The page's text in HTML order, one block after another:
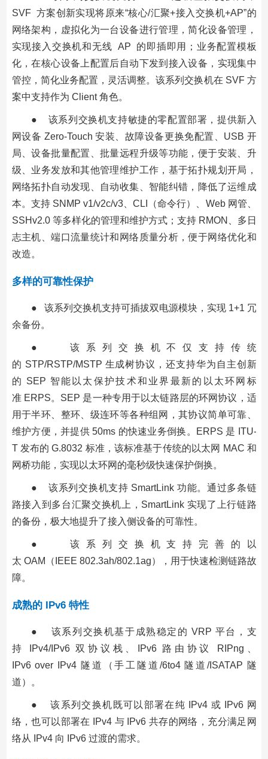
SVF 方案创新实现将原来“核心/汇聚+接入交换机+AP”的
网络架构，虚拟化为一台设备进行管理，简化设备管理，
实现接入交换机和无线 AP 的即插即用；业务配置模板
化，在核心设备上配置后自动下发到接入设备，实现集中
管控，简化业务配置，灵活调整。该系列交换机在 SVF 方
案中支持作为 Client 角色。
● 该系列交换机支持敏捷的零配置部署，提供新入
网设备 Zero-Touch 安装、故障设备更换免配置、USB 开
局、设备批量配置、批量远程升级等功能，便于安装、升
级、业务发放和其他管理维护工作，基于拓扑规划开局，
网络拓扑自动发现、自动收集、智能纠错，降低了运维成
本。支持 SNMP v1/v2c/v3、CLI（命令行）、Web 网管、
SSHv2.0 等多样化的管理和维护方式；支持 RMON、多日
志主机、端口流量统计和网络质量分析，便于网络优化和
改造。
多样的可靠性保护
● 该系列交换机支持可插拔双电源模块，实现 1+1 冗
余备份。
● 该系列交换机不仅支持传统
的 STP/RSTP/MSTP 生成树协议，还支持华为自主创新
的 SEP 智能以太保护技术和业界最新的以太环网标
准 ERPS。SEP 是一种专用于以太链路层的环网协议，适
用于半环、整环、级连环等各种组网，其协议简单可靠、
维护方便，并提供 50ms 的快速业务倒换。ERPS 是 ITU-
T 发布的 G.8032 标准，该标准基于传统的以太网 MAC 和
网桥功能，实现以太环网的毫秒级快速保护倒换。
● 该系列交换机支持 SmartLink 功能。通过多条链
路接入到多台汇聚交换机上，SmartLink 实现了上行链路
的备份，极大地提升了接入侧设备的可靠性。
● 该系列交换机支持完善的以
太 OAM（IEEE 802.3ah/802.1ag），用于快速检测链路故
障。
成熟的 IPv6 特性
● 该系列交换机基于成熟稳定的 VRP 平台，支
持 IPv4/IPv6 双协议栈、IPv6 路由协议 RIPng、
IPv6 over IPv4 隧道（手工隧道/6to4 隧道/ISATAP 隧
道）。
● 该系列交换机既可以部署在纯 IPv4 或 IPv6 网
络，也可以部署在 IPv4 与 IPv6 共存的网络，充分满足网
络从 IPv4 向 IPv6 过渡的需求。